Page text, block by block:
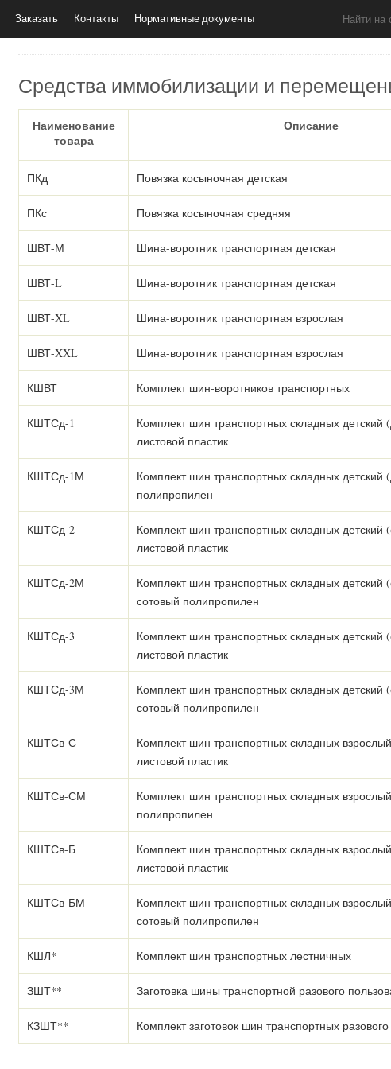
Заказать Контакты Нормативные документы
Средства иммобилизации и
Наименование
товара
Описание
ПКд Повязка косыночная детская
ПКс Повязка косыночная средняя
ШВТ-М Шина-воротник транспортная детская
ШВТ-L Шина-воротник транспортная детская
ШВТ-XL Шина-воротник транспортная взрослая
ШВТ-XXL Шина-воротник транспортная взрослая
КШВТ Комплект шин-воротников транспортных
КШТСд-1
Комплект шин транспортных складных детский
листовой пластик
КШТСд-1М
Комплект шин транспортных складных детский
полипропилен
КШТСд-2
Комплект шин транспортных складных детский
листовой пластик
КШТСд-2М
Комплект шин транспортных складных детский
сотовый полипропилен
КШТСд-3
Комплект шин транспортных складных детский
листовой пластик
КШТСд-3М
Комплект шин транспортных складных детский
сотовый полипропилен
КШТСв-С
Комплект шин транспортных складных
листовой пластик
КШТСв-СМ
Комплект шин транспортных складных
полипропилен
КШТСв-Б
Комплект шин транспортных складных
листовой пластик
КШТСв-БМ
Комплект шин транспортных складных
сотовый полипропилен
КШЛ* Комплект шин транспортных лестничных
ЗШТ** Заготовка шины транспортной разового
КЗШТ** Комплект заготовок шин транспортных